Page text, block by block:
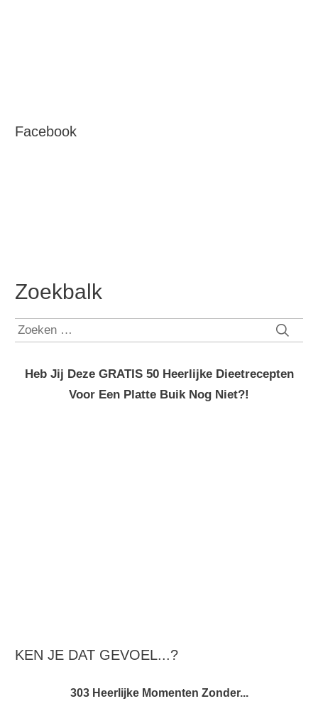
Facebook
Zoekbalk
Zoeken
Heb Jij Deze GRATIS 50 Heerlijke Dieetrecepten
Voor Een Platte Buik Nog Niet?!
KEN JE DAT GEVOEL...?
303 Heerlijke Momenten Zonder...